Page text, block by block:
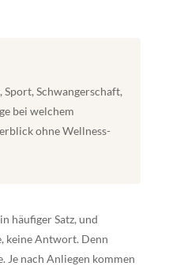
Sport, Schwangerschaft,
bei welchem
ohne Wellness-
häufiger Satz, und
keine Antwort. Denn
Je nach Anliegen kommen